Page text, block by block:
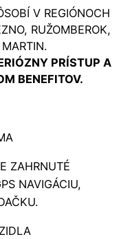
V REGIÓNOCH
RUŽOMBEROK,
PRÍSTUP A
BENEFITOV.
ZAHRNUTÉ
NAVIGÁCIU,